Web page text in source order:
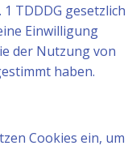
1 TDDDG gesetzlich
Einwilligung
der Nutzung von
haben.
Cookies ein, um